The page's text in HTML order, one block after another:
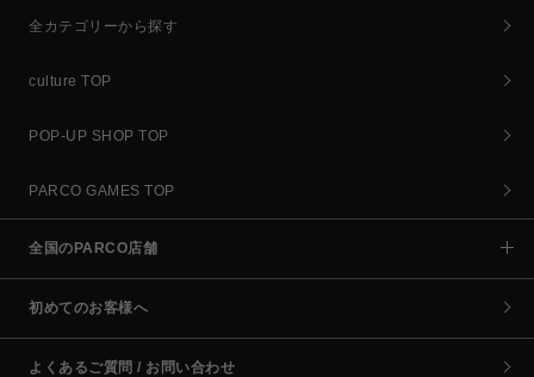
全カテゴリーから探す
culture TOP
POP-UP SHOP TOP
PARCO GAMES TOP
全国のPARCO店舗
初めてのお客様へ
よくあるご質問 / お問い合わせ